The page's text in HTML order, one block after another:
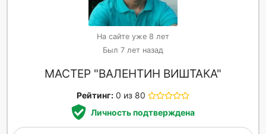
На сайте уже 8 лет
Был 7 лет назад
МАСТЕР "ВАЛЕНТИН ВИШТАКА"
Рейтинг: 0 из 80
Личность подтверждена